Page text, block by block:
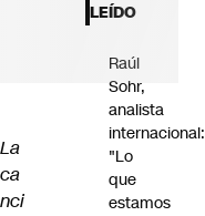
La
ca
nci
LEÍDO
Raúl
Sohr,
analista
internacional:
"Lo
que
estamos